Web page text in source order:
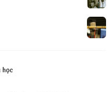
học